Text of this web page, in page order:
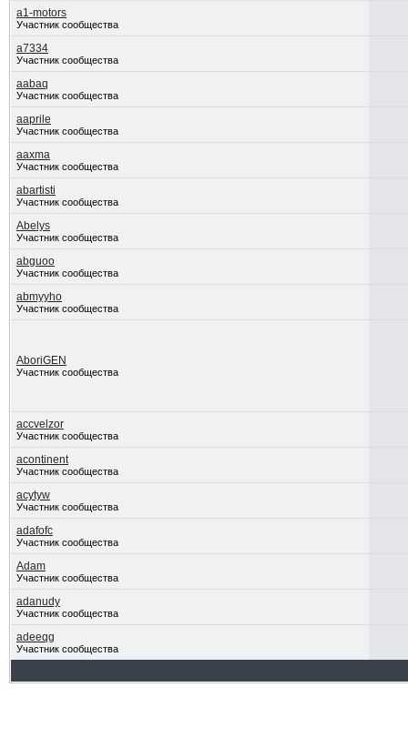
a1-motors
Участник сообщества
a7334
Участник сообщества
aabaq
Участник сообщества
aaprile
Участник сообщества
aaxma
Участник сообщества
abartisti
Участник сообщества
Abelys
Участник сообщества
abguoo
Участник сообщества
abmyyho
Участник сообщества
AboriGEN
Участник сообщества
accvelzor
Участник сообщества
acontinent
Участник сообщества
acytyw
Участник сообщества
adafofc
Участник сообщества
Adam
Участник сообщества
adanudy
Участник сообщества
adeeqg
Участник сообщества